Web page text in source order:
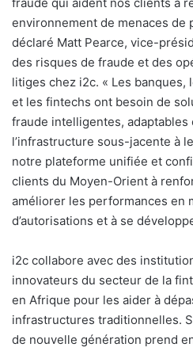
fraude qui aident nos clients à
environnement de menaces de
déclaré Matt Pearce, vice-
des risques de fraude et des
litiges chez i2c. « Les
et les fintechs ont besoin de
fraude intelligentes, adaptables
l’infrastructure sous-jacente à
notre plateforme unifiée et
clients du Moyen-Orient à
améliorer les performances en
d’autorisations et à se
i2c collabore avec des
innovateurs du secteur de la
en Afrique pour les aider à
infrastructures traditionnelles.
de nouvelle génération prend